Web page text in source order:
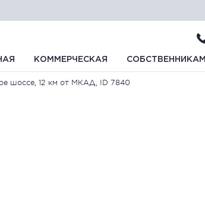
КОММЕРЧЕСКАЯ СОБСТВЕННИКАМ
шоссе, 12 км от МКАД, ID 7840